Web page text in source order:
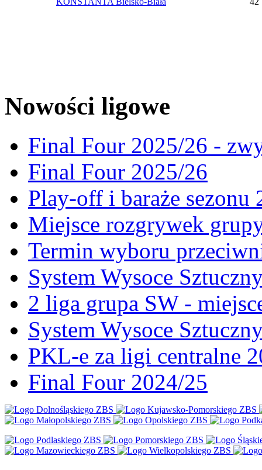
Nowości ligowe
Final Four 2025/26 -
Final Four 2025/26
Play-off i baraże sezonu
Miejsce rozgrywek
Termin wyboru
System Wysoce
2 liga grupa SW -
System Wysoce
PKL-e za ligi centralne
Final Four 2024/25